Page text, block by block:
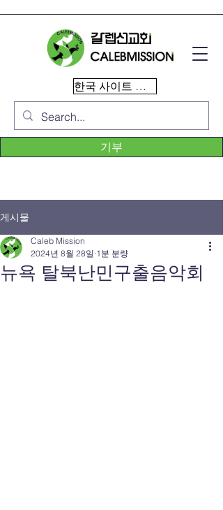
한국 사이트 이동
기부
게시물
뉴욕 탈북난민구출음악회
Caleb Mission
2024년 8월 28일 1분 분량